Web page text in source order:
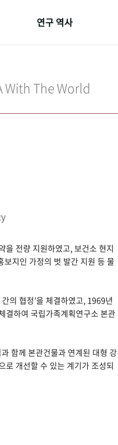
연구 역사
키워드로 보는 연구 역사
With The World
을 전량 지원하였고, 보건소 현지
지인 가정의 벗 발간 지원 등 물
의 협정’을 체결하였고, 1969년
결하여 국립가족계획연구소 본관
함께 본관건물과 연계된 대형 강
로 개선할 수 있는 계기가 조성되